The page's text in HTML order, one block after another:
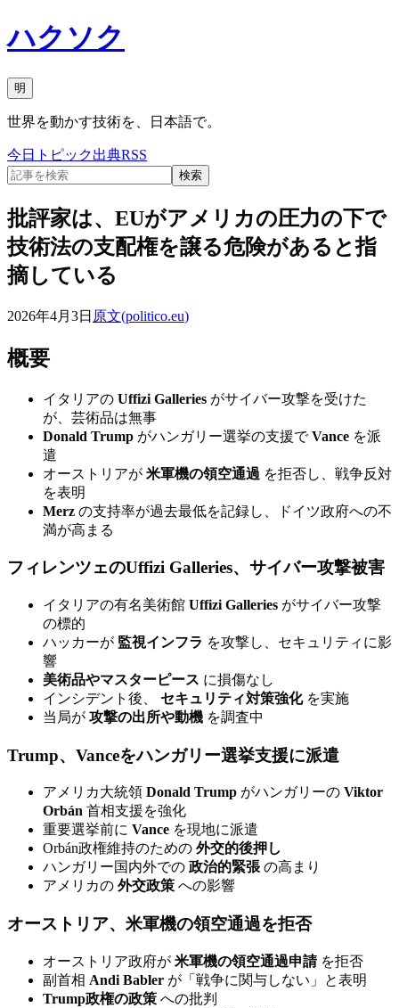
ハクソク
明
世界を動かす技術を、日本語で。
今日 トピック出典RSS
検索
批評家は、EUがアメリカの圧力の下で
技術法の支配権を譲る危険があると指
摘している
2026年4月3日 原文(politico.eu)
概要
イタリアの Uffizi Galleries がサイバー攻撃を受けた
が、芸術品は無事
Donald Trump がハンガリー選挙の支援でVance を派
遣
オーストリアが 米軍機の領空通過 を拒否し、戦争反対
を表明
Merz の支持率が過去最低を記録し、ドイツ政府への不
満が高まる
フィレンツェのUffizi Galleries、サイバー攻撃被害
イタリアの有名美術館 Uffizi Galleries がサイバー攻撃
の標的
ハッカーが 監視インフラ を攻撃し、セキュリティに影
響
美術品やマスターピース に損傷なし
インシデント後、 セキュリティ対策強化を実施
当局が 攻撃の出所や動機 を調査中
Trump、Vanceをハンガリー選挙支援に派遣
アメリカ大統領 Donald Trump がハンガリーの Viktor
Orbán 首相支援を強化
重要選挙前に Vance を現地に派遣
Orbán政権維持のための 外交的後押し
ハンガリー国内外での 政治的緊張 の高まり
アメリカの 外交政策 への影響
オーストリア、米軍機の領空通過を拒否
オーストリア政府が 米軍機の領空通過申請を拒否
副首相 Andi Babler が「戦争に関与しない」と表明
Trump政権の政策 への批判